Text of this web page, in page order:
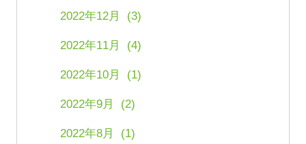
2022年12月 (3)
2022年11月 (4)
2022年10月 (1)
2022年9月 (2)
2022年8月 (1)